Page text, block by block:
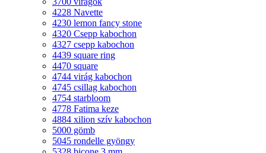
4228 Navette
4230 lemon fancy stone
4320 Csepp kabochon
4327 csepp kabochon
4439 square ring
4470 square
4744 virág kabochon
4745 csillag kabochon
4754 starbloom
4778 Fatima keze
4884 xilion szív kabochon
5000 gömb
5045 rondelle gyöngy